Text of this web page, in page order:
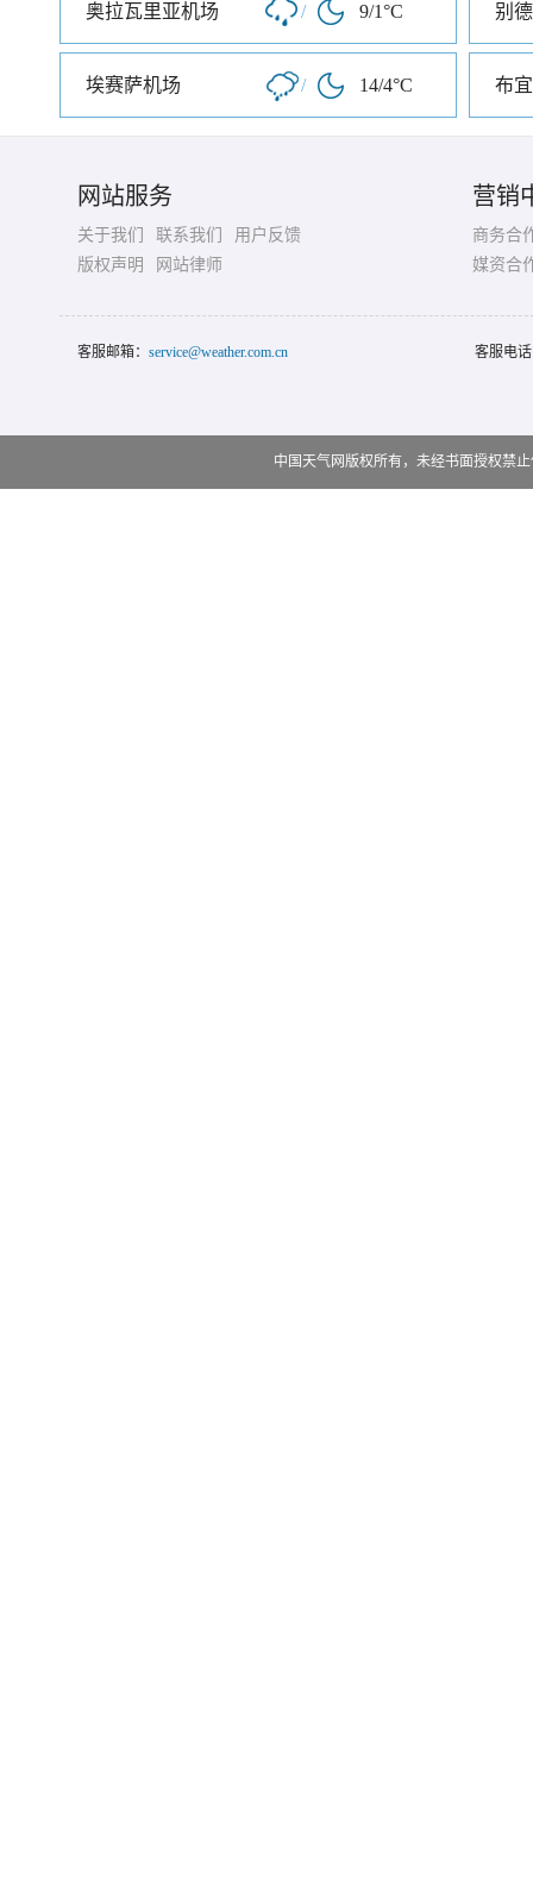
奥拉瓦里亚机场 / 9/1°C 别
埃赛萨机场 / 14/4°C 布
网站服务
关于我们 联系我们
用户反馈
版权声明
网站律师
营销
商务合
媒资合
客服邮箱： service@weather.com.cn 客服电
中国天气网版权所有，未经书面授权